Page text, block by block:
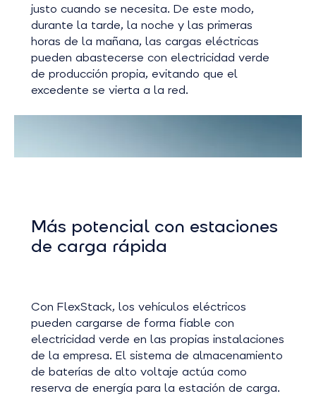
justo cuando se necesita. De este modo,
durante la tarde, la noche y las primeras
horas de la mañana, las cargas eléctricas
pueden abastecerse con electricidad verde
de producción propia, evitando que el
excedente se vierta a la red.
Más potencial con estaciones
de carga rápida
Con FlexStack, los vehículos eléctricos
pueden cargarse de forma fiable con
electricidad verde en las propias instalaciones
de la empresa. El sistema de almacenamiento
de baterías de alto voltaje actúa como
reserva de energía para la estación de carga.